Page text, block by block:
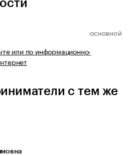
ОСНОВНОЙ
или по информационно-
с тем же